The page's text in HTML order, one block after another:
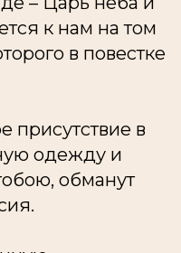
к нам на том
в повестке
присутствие в
одежду и
обманут